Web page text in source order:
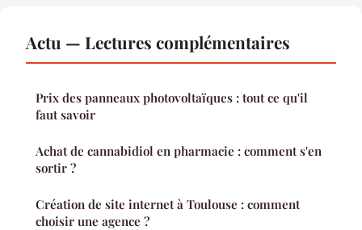
Actu — Lectures complémentaires
Prix des panneaux photovoltaïques : tout ce qu'il
faut savoir
Achat de cannabidiol en pharmacie : comment s'en
sortir ?
Création de site internet à Toulouse : comment
choisir une agence ?